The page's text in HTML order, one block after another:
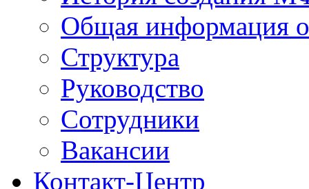
Общая
Структура
Руководство
Сотрудники
Вакансии
Контакт-Центр